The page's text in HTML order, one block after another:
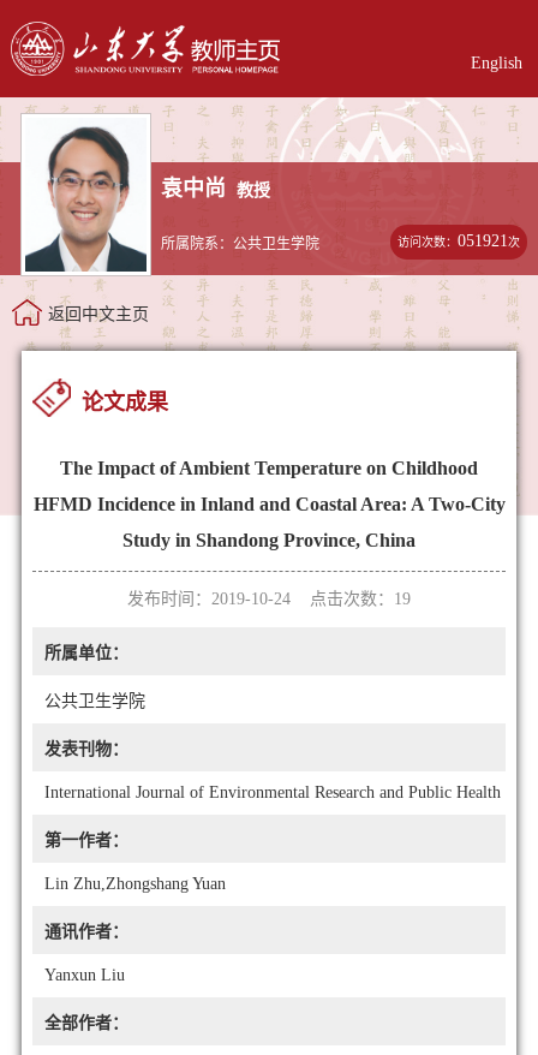
English
袁中尚 教授
所属院系：公共卫生学院 访问次数：051921次
返回中文主页
论文成果
The Impact of Ambient Temperature on Childhood
HFMD Incidence in Inland and Coastal Area: A Two-City
Study in Shandong Province, China
发布时间：2019-10-24 点击次数： 19
所属单位：
公共卫生学院
发表刊物：
International Journal of Environmental Research and Public Health
第一作者：
Lin Zhu,Zhongshang Yuan
通讯作者：
Yanxun Liu
全部作者：